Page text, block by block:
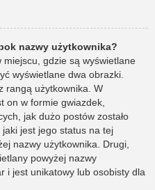
nazwy użytkownika?
gdzie są wyświetlane
wyświetlane dwa obrazki.
rangą użytkownika. W
on w formie gwiazdek,
jak dużo postów zostało
jest jego status na tej
nazwy użytkownika. Drugi,
powyżej nazwy
i jest unikatowy lub osobisty dla